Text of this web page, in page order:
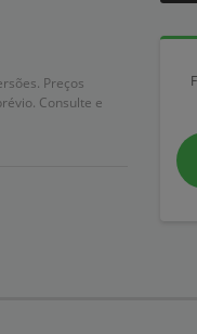
Preços
Consulte e